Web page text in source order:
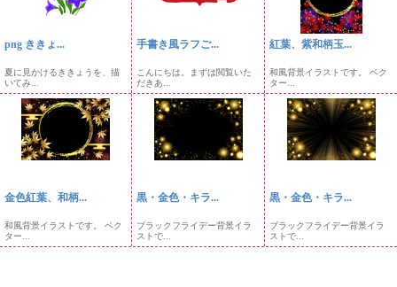
png ききょ...
夏に見かけるききょうを、描
いてみ...
手書き風ラフご...
こんにちは。まずは閲覧いた
だきあ...
紅葉、紫和柄玉...
和風背景イラストです。 ベク
ター...
金色紅葉、和柄...
和風背景イラストです。 ベク
ター...
黒・金色・キラ...
ブラックフライデー背景イラ
ストで...
黒・金色・キラ...
ブラックフライデー背景イラ
ストで...